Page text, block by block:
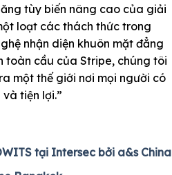
tùy biến nâng cao của giải
loạt các thách thức trong
nhận diện khuôn mặt đẳng
toàn cầu của Stripe, chúng tôi
một thế giới nơi mọi người có
tiện lợi.”
tại Intersec bởi a&s China